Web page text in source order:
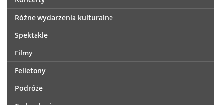
Różne wydarzenia kulturalne
Spektakle
Filmy
Felietony
Podróże